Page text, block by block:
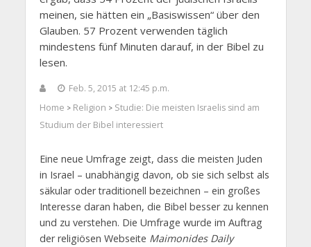
meinen, sie hätten ein „Basiswissen“ über den
Glauben. 57 Prozent verwenden täglich
mindestens fünf Minuten darauf, in der Bibel zu
lesen.
Feb. 5, 2015 at 12:45 p.m.
Home > Religion > Studie: Die meisten Israelis sind am
Studium der Bibel interessiert
Eine neue Umfrage zeigt, dass die meisten Juden
in Israel – unabhängig davon, ob sie sich selbst als
säkular oder traditionell bezeichnen – ein großes
Interesse daran haben, die Bibel besser zu kennen
und zu verstehen. Die Umfrage wurde im Auftrag
der religiösen Webseite Maimonides Daily